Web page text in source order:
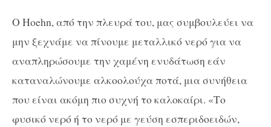
Ο Hoehn, από την πλευρά του, μας συμβουλεύει να
μην ξεχνάμε να πίνουμε μεταλλικό νερό για να
αναπληρώσουμε την χαμένη ενυδάτωση εάν
καταναλώνουμε αλκοολούχα ποτά, μια συνήθεια
που είναι ακόμη πιο συχνή το καλοκαίρι. «Το
φυσικό νερό ή το νερό με γεύση εσπεριδοειδών,